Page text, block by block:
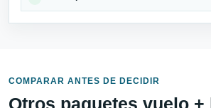
COMPARAR ANTES DE DECIDIR